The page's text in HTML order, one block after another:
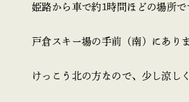
姫路から車で約1時間ほどの場所で
戸倉スキー場の手前（南）にあり
けっこう北の方なので、少し涼し